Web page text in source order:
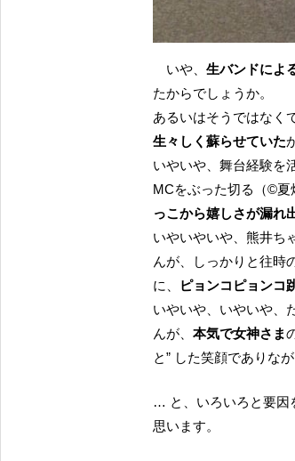
いや、生バンドによ
たからでしょうか。
あるいはそうではなく
生々しく蘇らせていた
いやいや、舞台経験を
MCをぶった切る（©夏
っこから嬉しさが漏れ
いやいやいや、熊井ち
んが、しっかりと往時
に、
ピョンコピョンコ
いやいや、いやいや、
んが、 本気で女神さま
と” した笑顔でありな
… と、いろいろと要因
思います。